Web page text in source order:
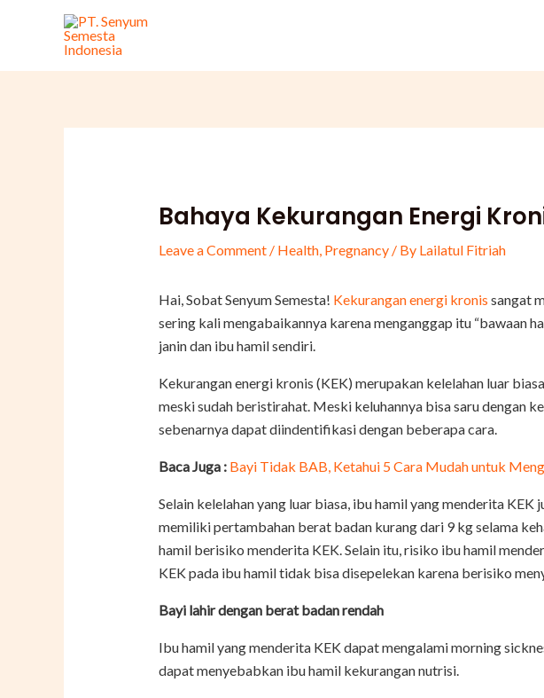
Bahaya Kekurangan Energi
Leave a Comment / Health, Pregnancy/ By Lailatul Fitriah
Hai, Sobat Senyum Semesta! Kekurangan energi kronis sangat
sering kali mengabaikannya karena menganggap itu “bawaan
janin dan ibu hamil sendiri.
Kekurangan energi kronis (KEK) merupakan kelelahan luar
meski sudah beristirahat. Meski keluhannya bisa saru dengan
sebenarnya dapat diindentifikasi dengan beberapa cara.
Baca Juga : Bayi Tidak BAB, Ketahui 5 Cara Mudah untuk
Selain kelelahan yang luar biasa, ibu hamil yang menderita
memiliki pertambahan berat badan kurang dari 9 kg selama
hamil berisiko menderita KEK. Selain itu, risiko ibu hamil
KEK pada ibu hamil tidak bisa disepelekan karena berisiko
Bayi lahir dengan berat badan rendah
Ibu hamil yang menderita KEK dapat mengalami morning
dapat menyebabkan ibu hamil kekurangan nutrisi.
navigation